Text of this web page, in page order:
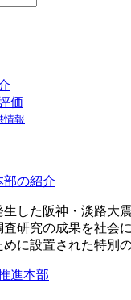
価
情報
部の紹介
生した阪神・淡路大
査研究の成果を社会
に設置された特別の
進本部